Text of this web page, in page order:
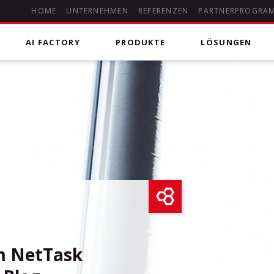
HOME UNTERNEHMEN REFERENZEN
AI FACTORY PRODUKTE
deHOSTED Skype for Business (Lync)
DSGVO-konforme Kommunikationslösung für Chats,
Audio- und Videokonferenzen, Onlinebesprechungen
mit Screensharing und Whiteboard sowie klassischer
Telefonie in das öffentliche Telefonnetz.
der Cloud. Unser Experten Team unterstützt Sie bei
Auswahl & Umsetzung. Setzen Sie auf allen Geräten
LÖSUNGEN
Anrufpläne für Microsoft
Microsoft 365
Managed Microsoft 365
NetTask